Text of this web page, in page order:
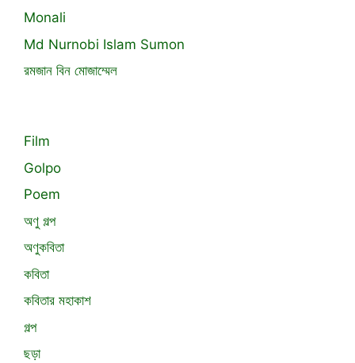
Monali
Md Nurnobi Islam Sumon
রমজান বিন মোজাম্মেল
Film
Golpo
Poem
অণু গল্প
অণুকবিতা
কবিতা
কবিতার মহাকাশ
গল্প
ছড়া